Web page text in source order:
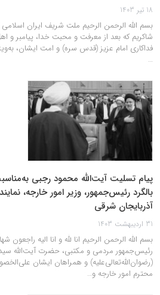
18 تیر 1403
بسم الله الرحمن الرحیم ملت شریف ایران اسلامی
شاکریم که بعد از معرفت و محبت خدا، پیامبر و
فداکاری امام عزیز (قدس سره) و امت ایشان،
…
پیام تسلیت آیت‌الله محمود رجبی
بالگرد رئیس‌جمهور، وزیر امور خارجه،
آذربایجان شرقی
31 اردیبهشت 1403
بسم الله الرحمن الرحیم انا لله و انا الیه راجعون
رئیس‌جمهور مردمی و مکتبی، حضرت آیت‌الله
(رضوان‌الله‌تعالی‌علیه) و همراهان ایشان
محترم امور خارجه و…